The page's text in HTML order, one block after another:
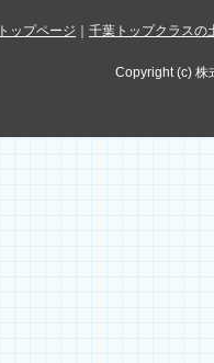
トップページ 千葉トップクラスの
Copyright (c) 株